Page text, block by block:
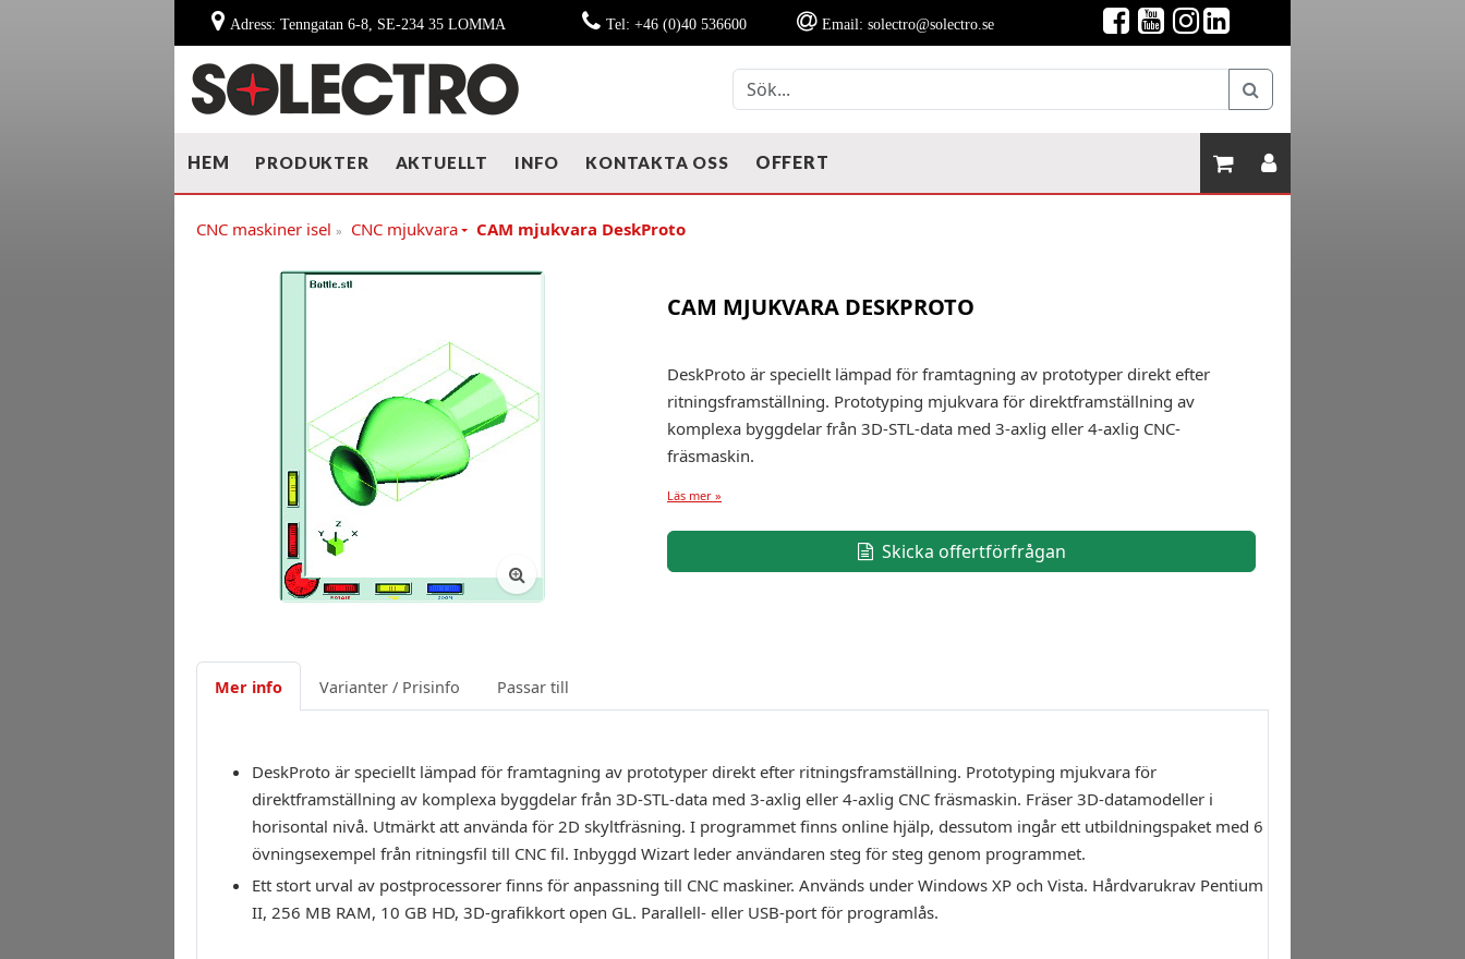
Adress: Tenngatan 6-8, SE-234 35 LOMMA Tel: +46 (0)40 536600 Email: solectro@solectro.se
HEM PRODUKTER AKTUELLT INFO KONTAKTA OSS OFFERT
CNC maskiner isel » CNC mjukvara CAM mjukvara DeskProto
CAM MJUKVARA DESKPROTO
DeskProto är speciellt lämpad för framtagning av prototyper direkt efter
ritningsframställning. Prototyping mjukvara för direktframställning av
komplexa byggdelar från 3D-STL-data med 3-axlig eller 4-axlig CNC-
fräsmaskin.
Läs mer »
Skicka offertförfrågan
Mer info Varianter / Prisinfo Passar till
DeskProto är speciellt lämpad för framtagning av prototyper direkt efter ritningsframställning. Prototyping mjukvara för
direktframställning av komplexa byggdelar från 3D-STL-data med 3-axlig eller 4-axlig CNC fräsmaskin. Fräser 3D-datamodeller i
horisontal nivå. Utmärkt att använda för 2D skyltfräsning. I programmet finns online hjälp, dessutom ingår ett utbildningspaket med 6
övningsexempel från ritningsfil till CNC fil. Inbyggd Wizart leder användaren steg för steg genom programmet.
Ett stort urval av postprocessorer finns för anpassning till CNC maskiner. Används under Windows XP och Vista. Hårdvarukrav Pentium
II, 256 MB RAM, 10 GB HD, 3D-grafikkort open GL. Parallell- eller USB-port för programlås.